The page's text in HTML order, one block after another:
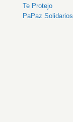
Te Protejo
PaPaz Solidarios